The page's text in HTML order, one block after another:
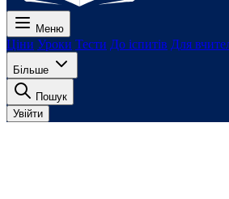
Меню
Ціни Уроки Тести До іспитів Для
Більше
Пошук
Увійти